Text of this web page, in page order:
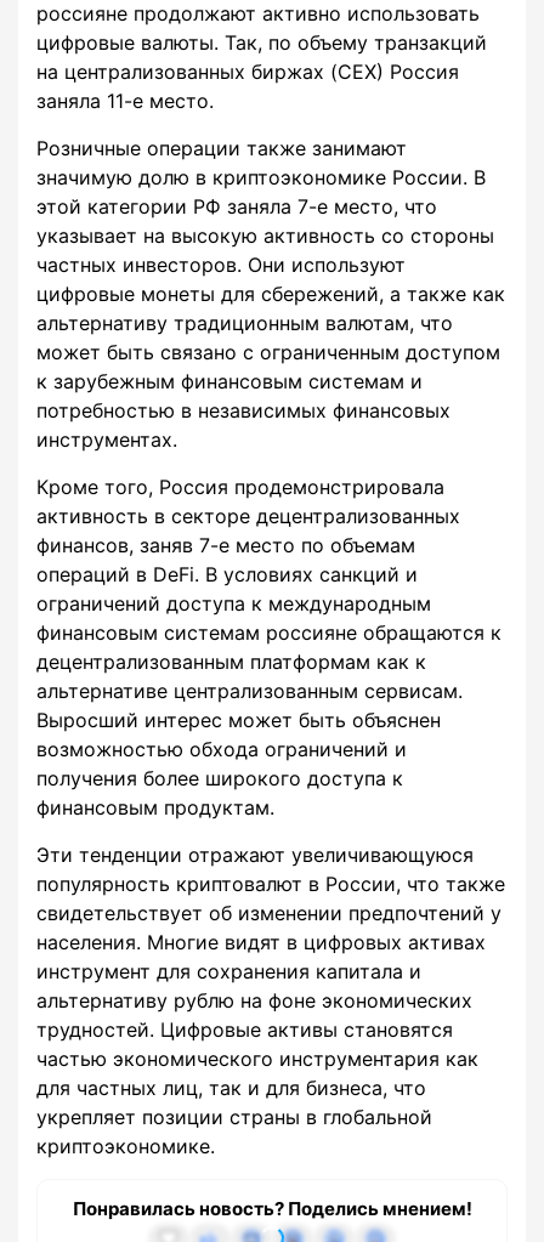
россияне продолжают активно использовать
цифровые валюты. Так, по объему транзакций
на централизованных биржах (CEX) Россия
заняла 11-е место.
Розничные операции также занимают
значимую долю в криптоэкономике России. В
этой категории РФ заняла 7-е место, что
указывает на высокую активность со стороны
частных инвесторов. Они используют
цифровые монеты для сбережений, а также как
альтернативу традиционным валютам, что
может быть связано с ограниченным доступом
к зарубежным финансовым системам и
потребностью в независимых финансовых
инструментах.
Кроме того, Россия продемонстрировала
активность в секторе децентрализованных
финансов, заняв 7-е место по объемам
операций в DeFi. В условиях санкций и
ограничений доступа к международным
финансовым системам россияне обращаются к
децентрализованным платформам как к
альтернативе централизованным сервисам.
Выросший интерес может быть объяснен
возможностью обхода ограничений и
получения более широкого доступа к
финансовым продуктам.
Эти тенденции отражают увеличивающуюся
популярность криптовалют в России, что также
свидетельствует об изменении предпочтений у
населения. Многие видят в цифровых активах
инструмент для сохранения капитала и
альтернативу рублю на фоне экономических
трудностей. Цифровые активы становятся
частью экономического инструментария как
для частных лиц, так и для бизнеса, что
укрепляет позиции страны в глобальной
криптоэкономике.
Понравилась новость? Поделись мнением!